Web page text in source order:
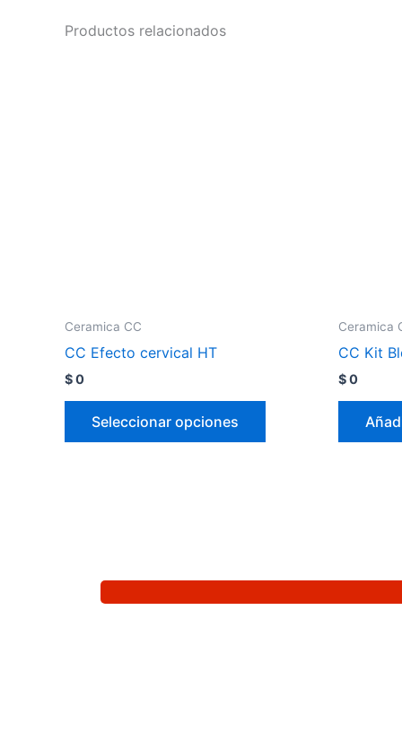
Productos relacionados
Ceramica CC
CC Efecto cervical HT
$0
Seleccionar opciones
Ceramica
CC Kit
$0